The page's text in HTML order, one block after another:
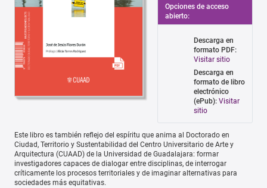
Opciones de acceso
abierto:
Descarga en
formato PDF:
Visitar sitio
Descarga en
formato de libro
electrónico
(ePub): Visitar
sitio
Este libro es también reflejo del espíritu que anima al Doctorado en
Ciudad, Territorio y Sustentabilidad del Centro Universitario de Arte y
Arquitectura (CUAAD) de la Universidad de Guadalajara: formar
investigadores capaces de dialogar entre disciplinas, de interrogar
críticamente los procesos territoriales y de imaginar alternativas para
sociedades más equitativas.